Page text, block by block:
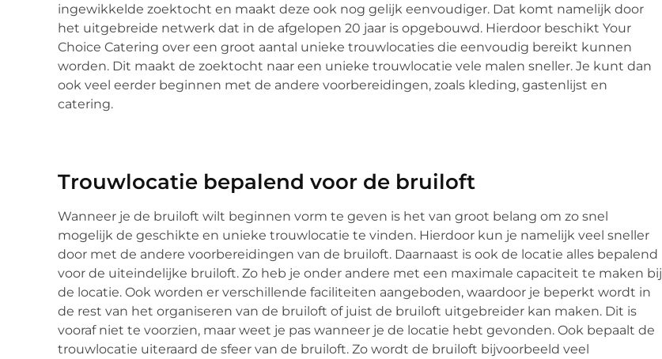
ingewikkelde zoektocht en maakt deze ook nog gelijk eenvoudiger. Dat komt namelijk door
het uitgebreide netwerk dat in de afgelopen 20 jaar is opgebouwd. Hierdoor beschikt Your
Choice Catering over een groot aantal unieke trouwlocaties die eenvoudig bereikt kunnen
worden. Dit maakt de zoektocht naar een unieke trouwlocatie vele malen sneller. Je kunt dan
ook veel eerder beginnen met de andere voorbereidingen, zoals kleding, gastenlijst en
catering.
Trouwlocatie bepalend voor de bruiloft
Wanneer je de bruiloft wilt beginnen vorm te geven is het van groot belang om zo snel
mogelijk de geschikte en unieke trouwlocatie te vinden. Hierdoor kun je namelijk veel sneller
door met de andere voorbereidingen van de bruiloft. Daarnaast is ook de locatie alles bepalend
voor de uiteindelijke bruiloft. Zo heb je onder andere met een maximale capaciteit te maken bij
de locatie. Ook worden er verschillende faciliteiten aangeboden, waardoor je beperkt wordt in
de rest van het organiseren van de bruiloft of juist de bruiloft uitgebreider kan maken. Dit is
vooraf niet te voorzien, maar weet je pas wanneer je de locatie hebt gevonden. Ook bepaalt de
trouwlocatie uiteraard de sfeer van de bruiloft. Zo wordt de bruiloft bijvoorbeeld veel